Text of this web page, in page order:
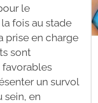
le
fois au stade
prise en charge
sont
un survol
sein, en